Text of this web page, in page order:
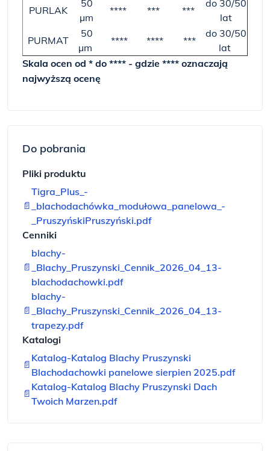
PURLAK
50
µm
**** *** ***
do 30/50
lat
PURMAT
50
µm
**** **** ***
do 30/50
lat
Skala ocen od * do **** - gdzie **** oznaczają
najwyższą ocenę
Do pobrania
Pliki produktu
📄
Tigra_Plus_-
_blachodachówka_modułowa_panelowa_-
_PruszyńskiPruszyński.pdf
Cenniki
📄
blachy-
_Blachy_Pruszynski_Cennik_2026_04_13-
blachodachowki.pdf
📄
blachy-
_Blachy_Pruszynski_Cennik_2026_04_13-
trapezy.pdf
Katalogi
📄
Katalog-Katalog Blachy Pruszynski
Blachodachowki panelowe sierpien 2025.pdf
📄
Katalog-Katalog Blachy Pruszynski Dach
Twoich Marzen.pdf